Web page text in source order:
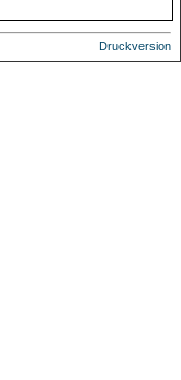
Druckversion